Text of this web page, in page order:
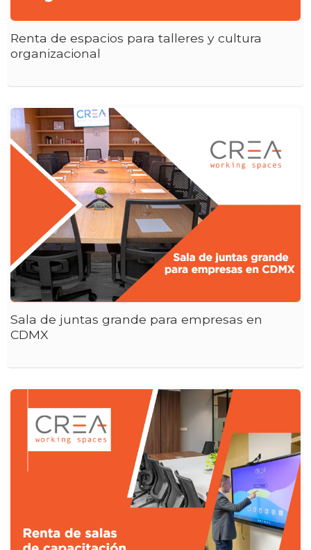
Renta de espacios para talleres y cultura
organizacional
Sala de juntas grande para empresas en
CDMX